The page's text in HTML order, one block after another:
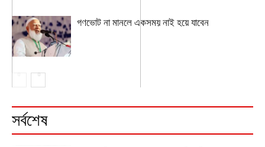
গণভোট না মানলে একসময় নাই হয়ে যাবেন
সর্বশেষ